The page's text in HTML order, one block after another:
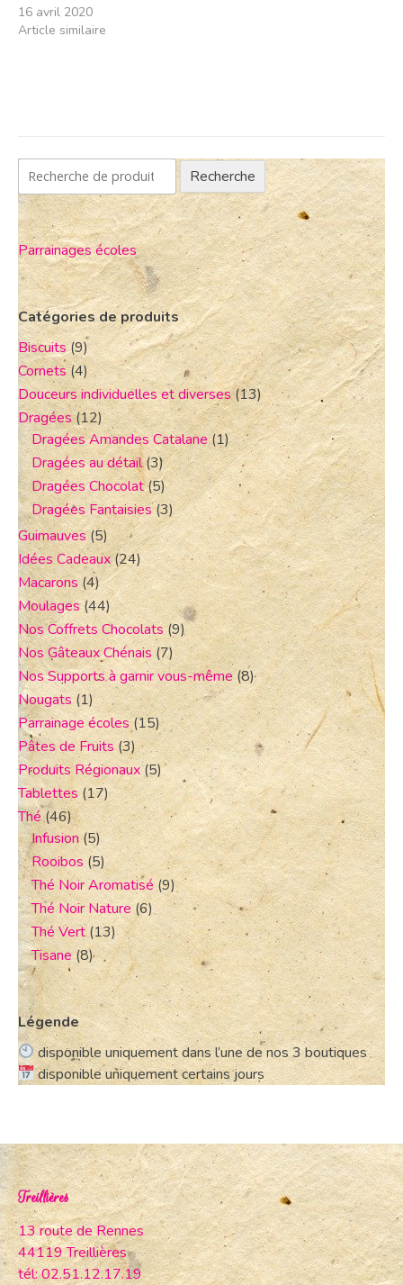
16 avril 2020
Article similaire
Recherche
Parrainages écoles
Catégories de produits
Biscuits(9)
Cornets(4)
Douceurs individuelles et diverses (13)
Dragées(12)
Dragées Amandes Catalane(1)
Dragées au détail(3)
Dragées Chocolat(5)
Dragées Fantaisies (3)
Guimauves (5)
Idées Cadeaux(24)
Macarons(4)
Moulages(44)
Nos Coffrets Chocolats (9)
Nos Gâteaux Chénais (7)
Nos Supports à garnir vous-même(8)
Nougats (1)
Parrainage écoles (15)
Pâtes de Fruits (3)
Produits Régionaux(5)
Tablettes(17)
Thé (46)
Infusion(5)
Rooibos (5)
Thé Noir Aromatisé (9)
Thé Noir Nature (6)
Thé Vert (13)
Tisane (8)
Légende
disponible uniquement dans l’une de nos 3 boutiques
disponible uniquement certains jours
Treillières
13 route de Rennes
44119 Treillières
tél: 02.51.12.17.19